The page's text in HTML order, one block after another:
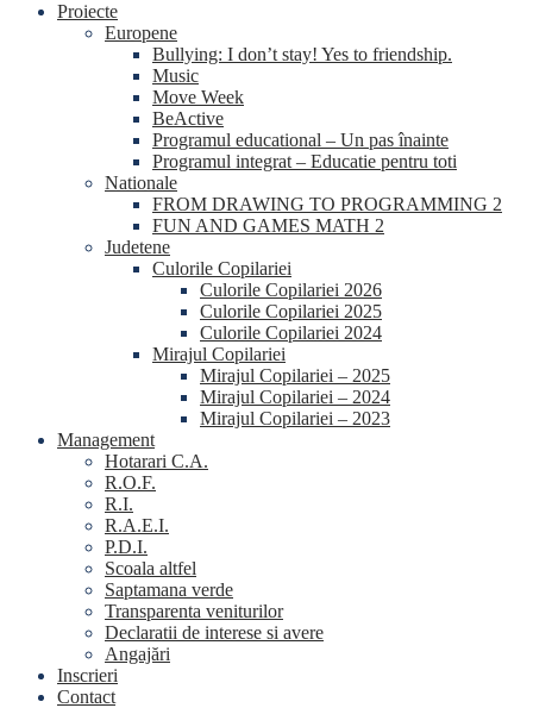
Proiecte
Europene
Bullying: I don’t stay! Yes to friendship.
Music
Move Week
BeActive
Programul educational – Un pas înainte
Programul integrat – Educatie pentru toti
Nationale
FROM DRAWING TO PROGRAMMING 2
FUN AND GAMES MATH 2
Judetene
Culorile Copilariei
Culorile Copilariei 2026
Culorile Copilariei 2025
Culorile Copilariei 2024
Mirajul Copilariei
Mirajul Copilariei – 2025
Mirajul Copilariei – 2024
Mirajul Copilariei – 2023
Management
Hotarari C.A.
R.O.F.
R.I.
R.A.E.I.
P.D.I.
Scoala altfel
Saptamana verde
Transparenta veniturilor
Declaratii de interese si avere
Angajări
Inscrieri
Contact